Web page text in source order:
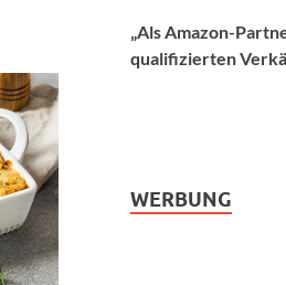
„Als Amazon-
qualifizierten
WERBUNG